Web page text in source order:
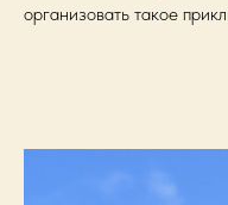
организовать такое